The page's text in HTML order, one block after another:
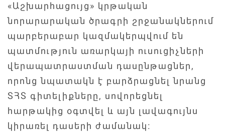
«Աշխարհացույց» կրթական
նորարարական ծրագրի շրջանակներում
պարբերաբար կազմակերպվում են
պատմություն առարկայի ուսուցիչների
վերապատրաստման դասընթացներ,
որոնց նպատակն է բարձրացնել նրանց
ՏՀՏ գիտելիքները, սովորեցնել
հարթակից օգտվել և այն լավագույնս
կիրառել դասերի ժամանակ։